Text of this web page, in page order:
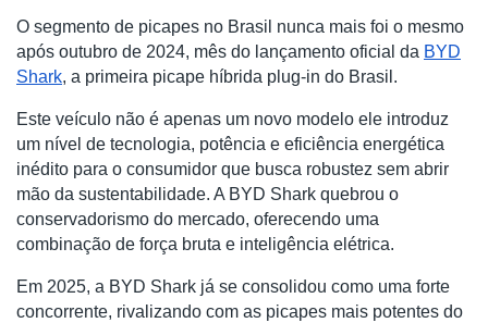
O segmento de picapes no Brasil nunca mais foi o mesmo
após outubro de 2024, mês do lançamento oficial da BYD
Shark, a primeira picape híbrida plug-in do Brasil.
Este veículo não é apenas um novo modelo ele introduz
um nível de tecnologia, potência e eficiência energética
inédito para o consumidor que busca robustez sem abrir
mão da sustentabilidade. A BYD Shark quebrou o
conservadorismo do mercado, oferecendo uma
combinação de força bruta e inteligência elétrica.
Em 2025, a BYD Shark já se consolidou como uma forte
concorrente, rivalizando com as picapes mais potentes do